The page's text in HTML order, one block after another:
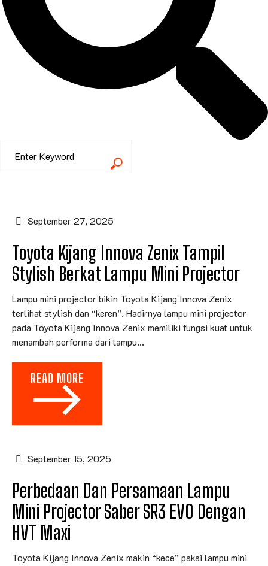
September 27, 2025
Toyota Kijang Innova Zenix Tampil
Stylish Berkat Lampu Mini Projector
Lampu mini projector bikin Toyota Kijang Innova Zenix
terlihat stylish dan “keren”. Hadirnya lampu mini projector
pada Toyota Kijang Innova Zenix memiliki fungsi kuat untuk
menambah performa dari lampu...
READ MORE
September 15, 2025
Perbedaan Dan Persamaan Lampu
Mini Projector Saber SR3 EVO Dengan
HVT Maxi
Toyota Kijang Innova Zenix makin “kece” pakai lampu mini